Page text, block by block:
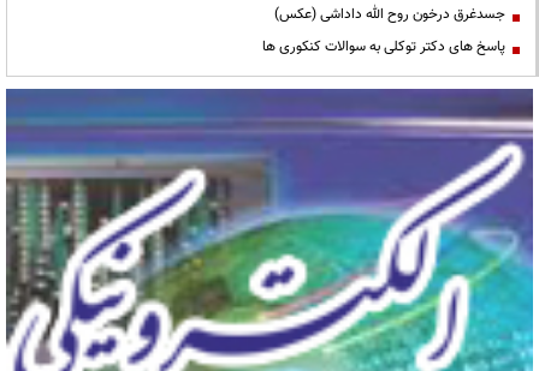
جسدغرق درخون روح الله داداشی (عکس)
پاسخ های دکتر توکلی به سوالات کنکوری ها